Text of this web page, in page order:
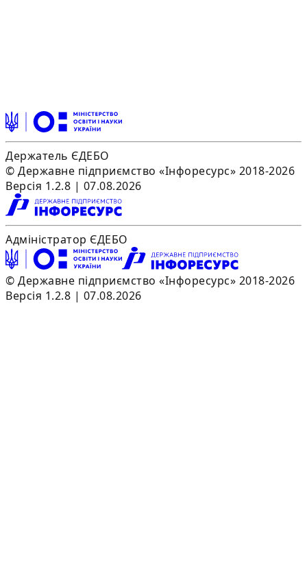
Держатель ЄДЕБО
© Державне підприємство «Інфоресурс» 2018-2026
Версія 1.2.8 | 07.08.2026
Адміністратор ЄДЕБО
© Державне підприємство «Інфоресурс» 2018-2026
Версія 1.2.8 | 07.08.2026